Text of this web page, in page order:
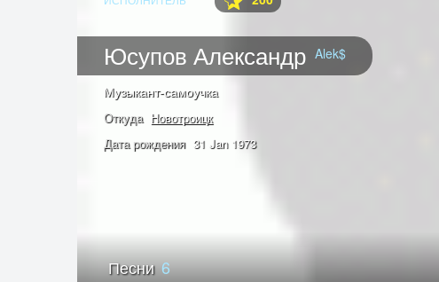
Юсупов Александр Alek$
Музыкант-самоучка
Откуда Новотроицк
Дата рождения 31 Jan 1973
Песни6